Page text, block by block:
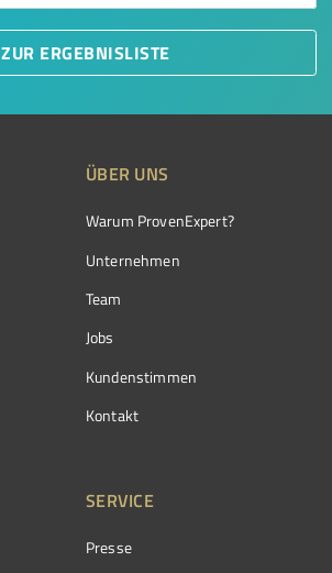
ZUR ERGEBNISLISTE
ÜBER UNS
Warum ProvenExpert?
Unternehmen
Team
Jobs
Kundenstimmen
Kontakt
SERVICE
Presse